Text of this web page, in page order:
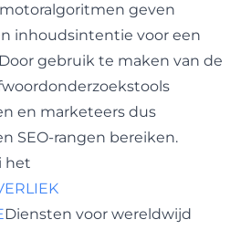
geven
inhoudsintentie voor een
gebruik te maken van de
en marketeers dus
SEO-rangen bereiken.
het
Diensten voor wereldwijd